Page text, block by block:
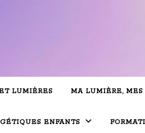
LUMIÈRES MA LUMIÈRE, MES
ENFANTS